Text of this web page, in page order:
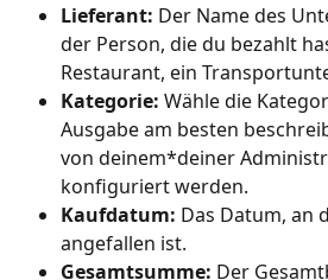
Lieferant: Der Name des
der Person, die du bezahlt
Restaurant, ein
Kategorie: Wähle die
Ausgabe am besten
von deinem*deiner
konfiguriert werden.
Kaufdatum: Das Datum, an
angefallen ist.
Gesamtsumme: Der